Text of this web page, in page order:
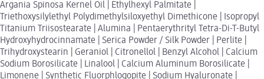
Argania Spinosa Kernel Oil | Ethylhexyl Palmitate |
Triethoxysilylethyl Polydimethylsiloxyethyl Dimethicone | Isopropyl
Titanium Triisostearate | Alumina | Pentaerythrityl Tetra-Di-T-Butyl
Hydroxyhydrocinnamate | Serica Powder / Silk Powder | Perlite |
Trihydroxystearin | Geraniol | Citronellol | Benzyl Alcohol | Calcium
Sodium Borosilicate | Linalool | Calcium Aluminum Borosilicate |
Limonene | Synthetic Fluorphlogopite | Sodium Hyaluronate |